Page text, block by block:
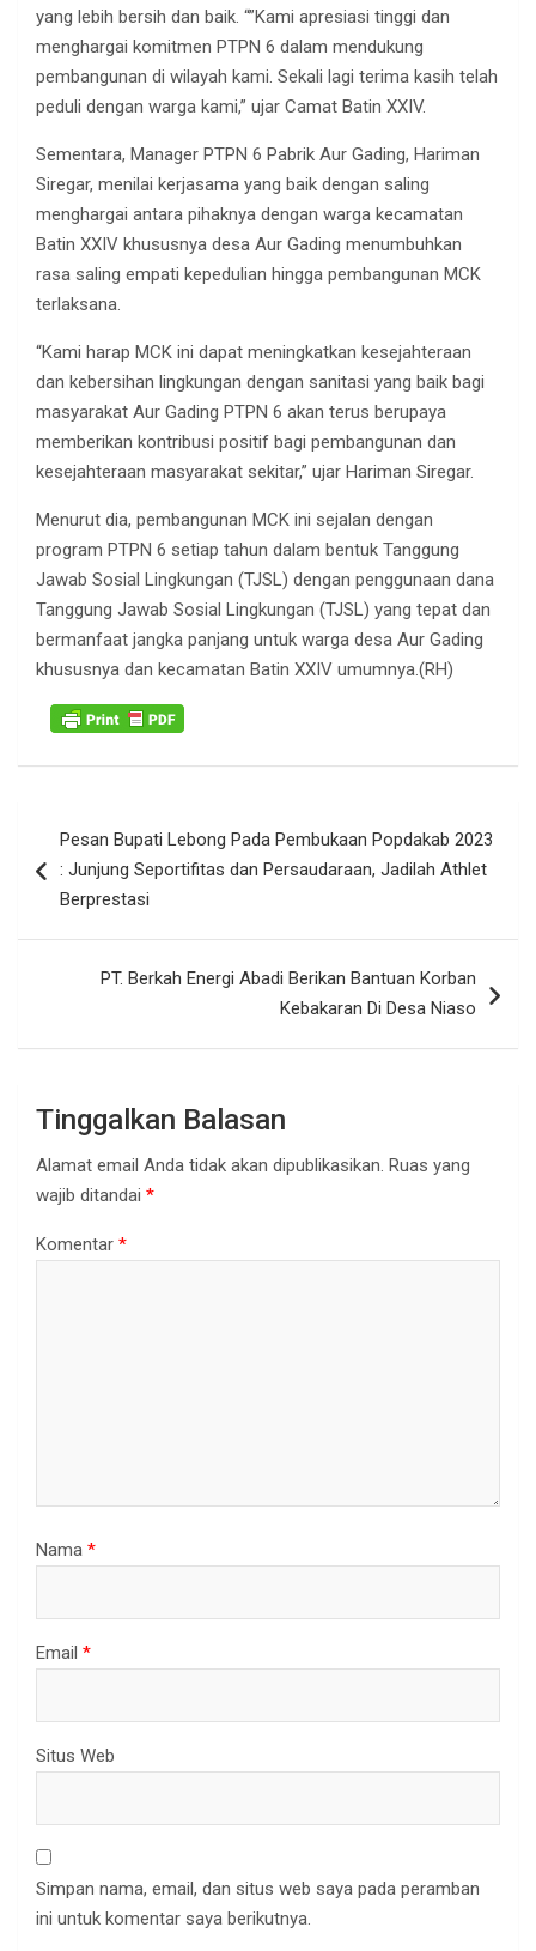
yang lebih bersih dan baik. “”Kami apresiasi tinggi dan
menghargai komitmen PTPN 6 dalam mendukung
pembangunan di wilayah kami. Sekali lagi terima kasih telah
peduli dengan warga kami,” ujar Camat Batin XXIV.
Sementara, Manager PTPN 6 Pabrik Aur Gading, Hariman
Siregar, menilai kerjasama yang baik dengan saling
menghargai antara pihaknya dengan warga kecamatan
Batin XXIV khususnya desa Aur Gading menumbuhkan
rasa saling empati kepedulian hingga pembangunan MCK
terlaksana.
“Kami harap MCK ini dapat meningkatkan kesejahteraan
dan kebersihan lingkungan dengan sanitasi yang baik bagi
masyarakat Aur Gading PTPN 6 akan terus berupaya
memberikan kontribusi positif bagi pembangunan dan
kesejahteraan masyarakat sekitar,” ujar Hariman Siregar.
Menurut dia, pembangunan MCK ini sejalan dengan
program PTPN 6 setiap tahun dalam bentuk Tanggung
Jawab Sosial Lingkungan (TJSL) dengan penggunaan dana
Tanggung Jawab Sosial Lingkungan (TJSL) yang tepat dan
bermanfaat jangka panjang untuk warga desa Aur Gading
khususnya dan kecamatan Batin XXIV umumnya.(RH)
posPesan Bupati Lebong Pada Pembukaan Popdakab 2023
: Junjung Seportifitas dan Persaudaraan, Jadilah Athlet
Berprestasi
PT. Berkah Energi Abadi Berikan Bantuan Korban
Kebakaran Di Desa Niaso
Tinggalkan Balasan
Alamat email Anda tidak akan dipublikasikan. Ruas yang
wajib ditandai *
Komentar *
Nama *
Email *
Situs Web
Simpan nama, email, dan situs web saya pada peramban
ini untuk komentar saya berikutnya.